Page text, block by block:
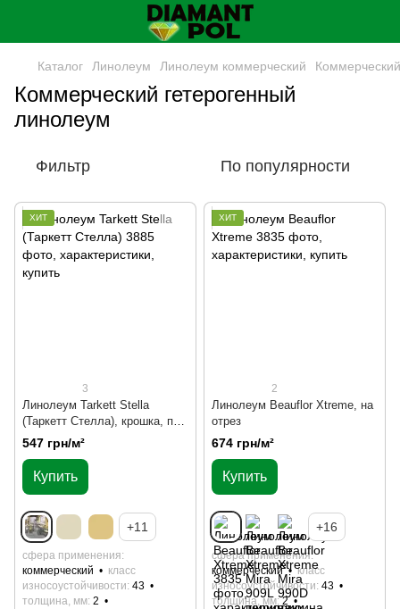
Каталог Линолеум Линолеум коммерческий
Коммерческий гетерогенный
линолеум
Фильтр По популярности
ХИТ
3
Линолеум Tarkett Stella
(Таркетт Стелла), крошка, под
мрамор, на отрез
547 грн/м²
Купить
+11
сфера применения
коммерческий
класс
износоустойчивости 43
толщина, мм 2
ХИТ
2
Линолеум Beauflor Xtreme, на
отрез
674 грн/м²
Купить
+16
сфера применения
коммерческий
класс
износоустойчивости 43
толщина, мм 2